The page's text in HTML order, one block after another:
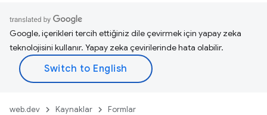
Google, içerikleri tercih ettiğiniz dile çevirmek için yapay zeka
teknolojisini kullanır. Yapay zeka çevirilerinde hata olabilir.
web.dev Kaynaklar Formlar